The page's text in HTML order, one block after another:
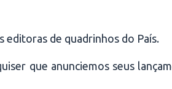
editoras de quadrinhos do País.
que anunciemos seus